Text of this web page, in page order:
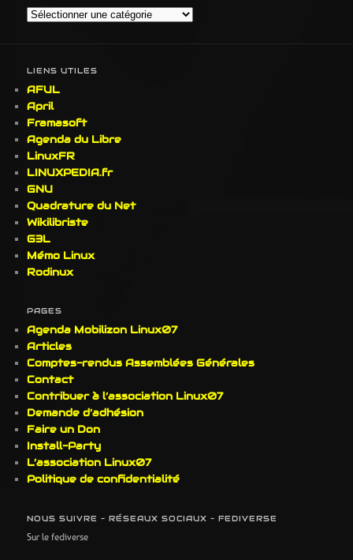
Par
LIENS UTILES
AFUL
April
Framasoft
Agenda du Libre
LinuxFR
LINUXPEDIA.fr
GNU
Quadrature du Net
Wikilibriste
G3L
Mémo Linux
Rodinux
PAGES
Agenda Mobilizon Linux07
Articles
Comptes-rendus Assemblées Générales
Contact
Contribuer à l’association Linux07
Demande d’adhésion
Faire un Don
Install-Party
L’association Linux07
Politique de confidentialité
NOUS SUIVRE – RÉSEAUX SOCIAUX – FEDIVERSE
Sur le fediverse